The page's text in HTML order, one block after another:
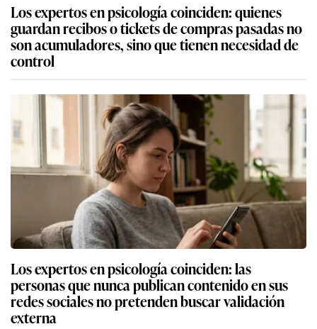
Los expertos en psicología coinciden: quienes
guardan recibos o tickets de compras pasadas no
son acumuladores, sino que tienen necesidad de
control
Los expertos en psicología coinciden: las
personas que nunca publican contenido en sus
redes sociales no pretenden buscar validación
externa